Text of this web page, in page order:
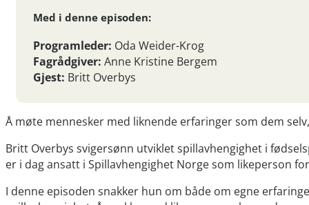
Med i denne episoden:
Programleder: Oda Weider-Krog
Fagrådgiver: Anne Kristine Bergem
Gjest: Britt Overbys
Å møte mennesker med liknende erfaringer som dem
Britt Overbys svigersønn utviklet spillavhengighet i
er i dag ansatt i Spillavhengighet Norge som likeperson
I denne episoden snakker hun om både om egne